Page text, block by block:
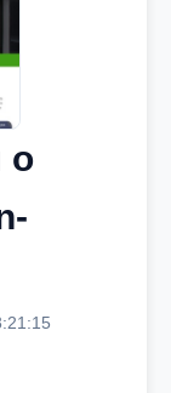
о